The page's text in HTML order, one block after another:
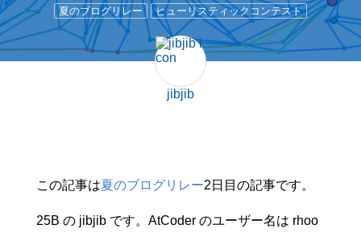
夏のブログリレー ヒューリスティックコンテスト
jibjib
この記事は夏のブログリレー2日目の記事です。
25B の jibjib です。AtCoder のユーザー名は rhoo